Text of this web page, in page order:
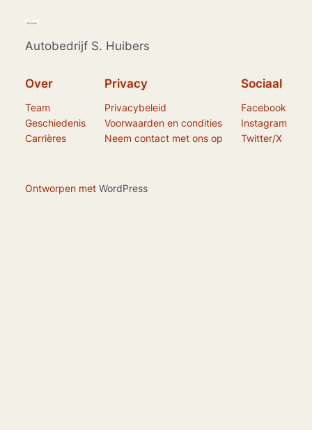
Autobedrijf S. Huibers
Over
Team
Geschiedenis
Carrières
Privacy
Privacybeleid
Voorwaarden en condities
Neem contact met ons op
Sociaal
Facebook
Instagram
Twitter/X
Ontworpen met WordPress